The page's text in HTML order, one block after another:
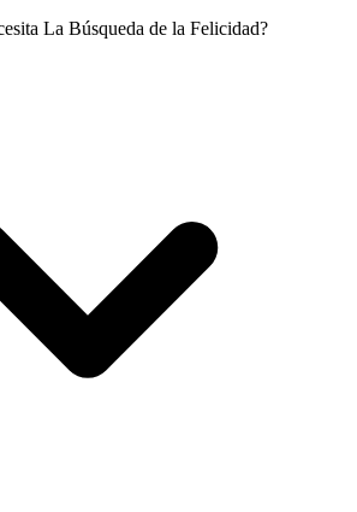
La Búsqueda de la Felicidad?